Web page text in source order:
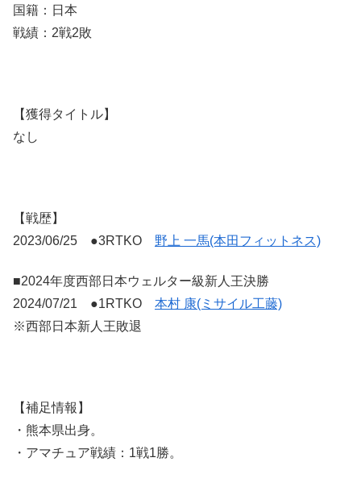
国籍：日本
戦績：2戦2敗
【獲得タイトル】
なし
【戦歴】
2023/06/25 ●3RTKO 野上 一馬(本田フィットネス)
■2024年度西部日本ウェルター級新人王決勝
2024/07/21 ●1RTKO 本村 康(ミサイル工藤)
※西部日本新人王敗退
【補足情報】
・熊本県出身。
・アマチュア戦績：1戦1勝。